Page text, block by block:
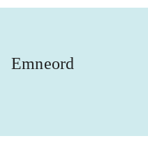
Emneord